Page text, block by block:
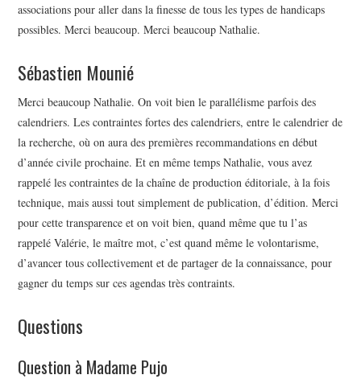
associations pour aller dans la finesse de tous les types de handicaps
possibles. Merci beaucoup. Merci beaucoup Nathalie.
Sébastien Mounié
Merci beaucoup Nathalie. On voit bien le parallélisme parfois des
calendriers. Les contraintes fortes des calendriers, entre le calendrier de
la recherche, où on aura des premières recommandations en début
d’année civile prochaine. Et en même temps Nathalie, vous avez
rappelé les contraintes de la chaîne de production éditoriale, à la fois
technique, mais aussi tout simplement de publication, d’édition. Merci
pour cette transparence et on voit bien, quand même que tu l’as
rappelé Valérie, le maître mot, c’est quand même le volontarisme,
d’avancer tous collectivement et de partager de la connaissance, pour
gagner du temps sur ces agendas très contraints.
Questions
Question à Madame Pujo